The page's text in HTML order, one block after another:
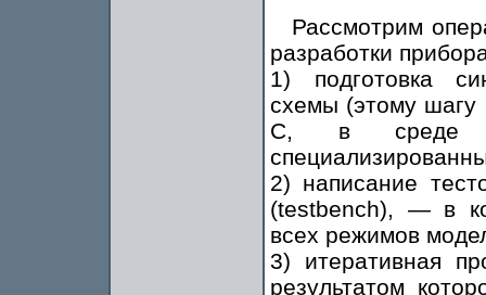
Рассмотрим
разработки
1) подготовка
схемы (этому шагу
С, в среде
2) написание
(testbench), — в
всех режимов
3) итеративная
результатом